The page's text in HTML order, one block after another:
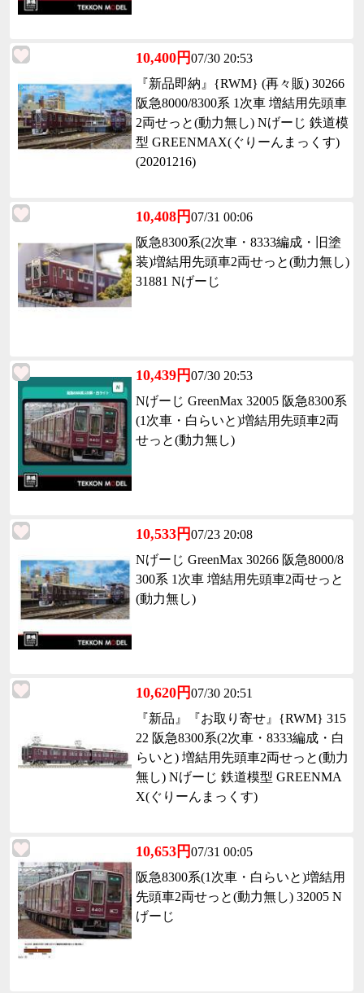
10,400円07/30 20:53
『新品即納』{RWM} (再々販) 30266
阪急8000/8300系 1次車 増結用先頭車
2両せっと(動力無し) Nげーじ 鉄道模
型 GREENMAX(ぐりーんまっくす)
(20201216)
10,408円07/31 00:06
阪急8300系(2次車・8333編成・旧塗
装)増結用先頭車2両せっと(動力無し)
31881 Nげーじ
10,439円07/30 20:53
Nげーじ GreenMax 32005 阪急8300系
(1次車・白らいと)増結用先頭車2両
せっと(動力無し)
10,533円07/23 20:08
Nげーじ GreenMax 30266 阪急8000/8
300系 1次車 増結用先頭車2両せっと
(動力無し)
10,620円07/30 20:51
『新品』『お取り寄せ』{RWM} 315
22 阪急8300系(2次車・8333編成・白
らいと) 増結用先頭車2両せっと(動力
無し) Nげーじ 鉄道模型 GREENMA
X(ぐりーんまっくす)
10,653円07/31 00:05
阪急8300系(1次車・白らいと)増結用
先頭車2両せっと(動力無し) 32005 N
げーじ